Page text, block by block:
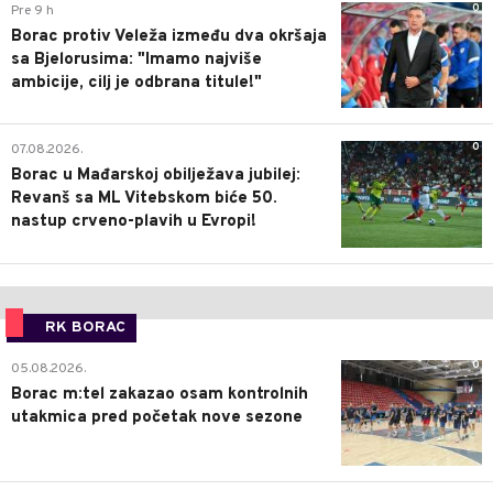
0
Pre 9 h
Borac protiv Veleža između dva okršaja
sa Bjelorusima: "Imamo najviše
ambicije, cilj je odbrana titule!"
0
07.08.2026.
Borac u Mađarskoj obilježava jubilej:
Revanš sa ML Vitebskom biće 50.
nastup crveno-plavih u Evropi!
RK BORAC
0
05.08.2026.
Borac m:tel zakazao osam kontrolnih
utakmica pred početak nove sezone